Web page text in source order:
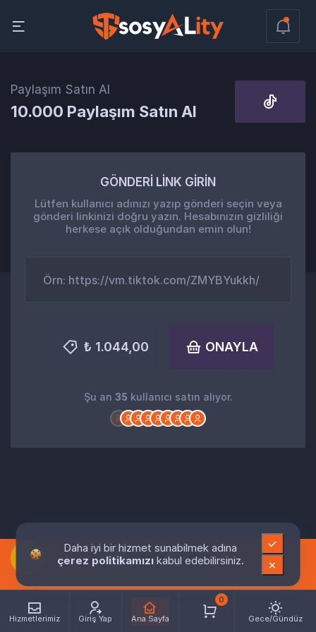
Hizmetlerimiz Giriş Yap Ana Sayfa
0
Gece/Gündüz
Paylaşım Satın Al
10.000 Paylaşım Satın Al
GÖNDERİ LİNK GİRİN
Lütfen kullanıcı adınızı yazıp gönderi seçin veya
gönderi linkinizi doğru yazın. Hesabınızın gizliliği
herkese açık olduğundan emin olun!
₺ 1.044,00 ONAYLA
Şu an 35 kullanıcı satın alıyor.
Daha iyi bir hizmet sunabilmek adına
çerez politikamızı kabul edebilirsiniz.